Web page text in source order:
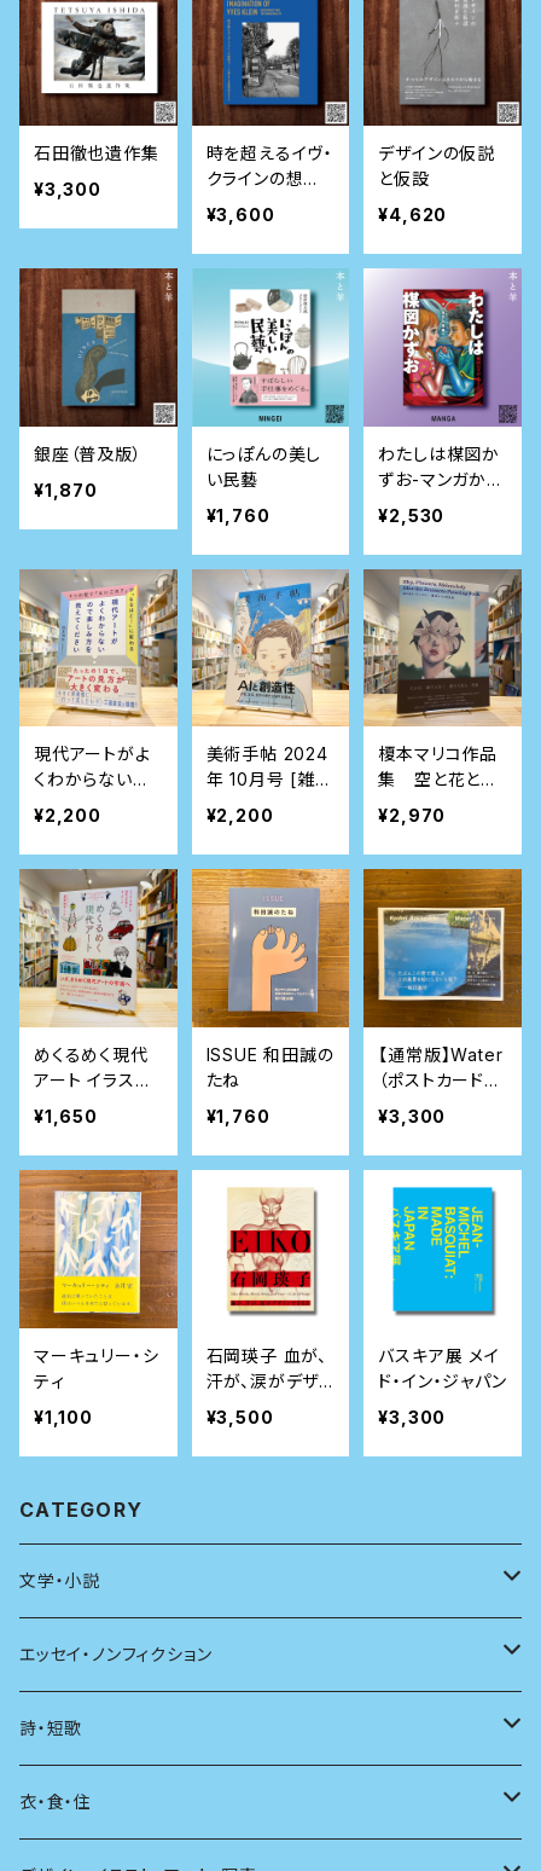
石田徹也遺作集
¥3,300
時を超えるイヴ・
クラインの想像
力ー不確かさと
非物質的なるも
の
¥3,600
デザインの仮説
と仮設
¥4,620
銀座（普及版）
¥1,870
にっぽんの美し
い民藝
¥1,760
わたしは楳図か
ずお-マンガから
芸術へ
¥2,530
現代アートがよ
くわからないの
で楽しみ方を教
えてください ９
つの型で「なにこ
れ？」が「なるほ
ど！」に変わる
¥2,200
美術手帖 2024
年 10月号 [雑
誌]
¥2,200
榎本マリコ作品
集 空と花とメ
ランコリー
¥2,970
めくるめく現代
アート イラスト
で楽しむ世界の
作家とキーワー
ド
¥1,650
ISSUE 和田誠の
たね
¥1,760
【通常版】Water
（ポストカード付
き）
¥3,300
マーキュリー・シ
ティ
¥1,100
石岡瑛子 血が、
汗が、涙がデザイ
ンできるか
¥3,500
バスキア展 メイ
ド・イン・ジャパン
¥3,300
CATEGORY
文学・小説
日本
海外
日本語
エッセイ・ノンフィクション
エッセイ
日記
詩・短歌
詩
衣・食・住